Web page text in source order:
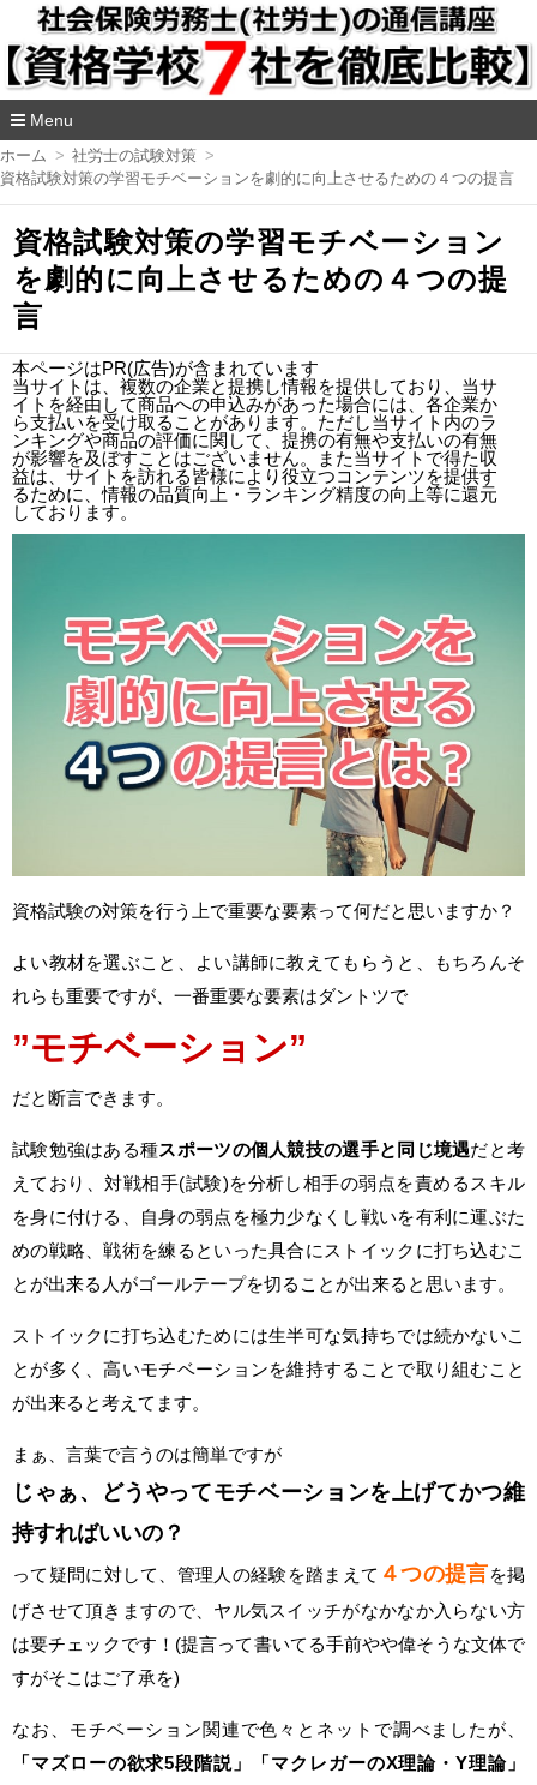
Menu
コ
ン
テ
ツ
へ
動
ホーム
社労士の試験対策
資格試験対策の学習モチベーションを劇的に向上させるための４つの提言
資格試験対策の学習モチベーション
を劇的に向上させるための４つの提
言
本ページはPR(広告)が含まれています
当サイトは、複数の企業と提携し情報を提供しており、当サ
イトを経由して商品への申込みがあった場合には、各企業か
ら支払いを受け取ることがあります。ただし当サイト内のラ
ンキングや商品の評価に関して、提携の有無や支払いの有無
が影響を及ぼすことはございません。また当サイトで得た収
益は、サイトを訪れる皆様により役立つコンテンツを提供す
るために、情報の品質向上・ランキング精度の向上等に還元
しております。
資格試験の対策を行う上で重要な要素って何だと思いますか？
よい教材を選ぶこと、よい講師に教えてもらうと、もちろんそ
れらも重要ですが、一番重要な要素はダントツで
”モチベーション”
だと断言できます。
試験勉強はある種スポーツの個人競技の選手と同じ境遇だと考
えており、対戦相手(試験)を分析し相手の弱点を責めるスキル
を身に付ける、自身の弱点を極力少なくし戦いを有利に運ぶた
めの戦略、戦術を練るといった具合にストイックに打ち込むこ
とが出来る人がゴールテープを切ることが出来ると思います。
ストイックに打ち込むためには生半可な気持ちでは続かないこ
とが多く、高いモチベーションを維持することで取り組むこと
が出来ると考えてます。
まぁ、言葉で言うのは簡単ですが
じゃぁ、どうやってモチベーションを上げてかつ維
持すればいいの？
って疑問に対して、管理人の経験を踏まえて ４つの提言を掲
げさせて頂きますので、ヤル気スイッチがなかなか入らない方
は要チェックです！(提言って書いてる手前やや偉そうな文体で
すがそこはご了承を)
なお、モチベーション関連で色々とネットで調べましたが、
「マズローの欲求5段階説」「マクレガーのX理論・Y理論」